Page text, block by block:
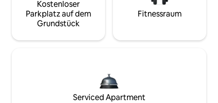
Kostenloser
Parkplatz auf dem
Grundstück
Fitnessraum
Serviced Apartment